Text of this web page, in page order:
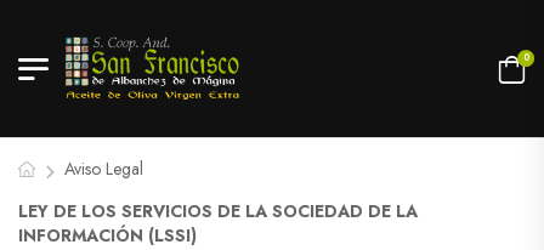
0
Aviso Legal
LEY DE LOS SERVICIOS DE LA SOCIEDAD DE LA
INFORMACIÓN (LSSI)